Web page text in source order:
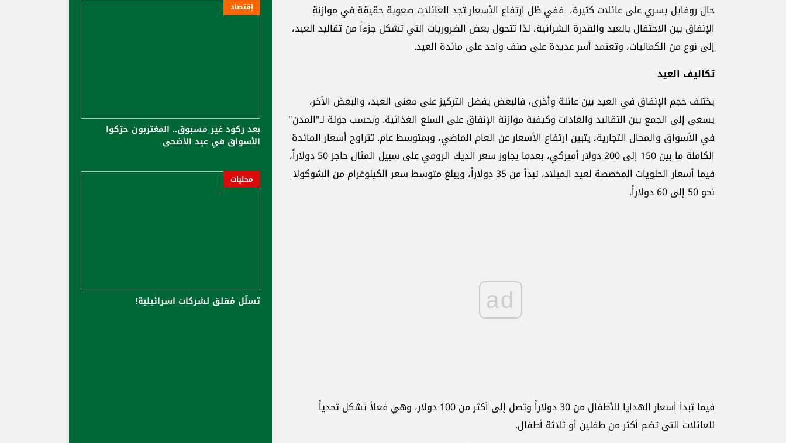
حال روفايل يسري على عائلات كثيرة، ففي ظل ارتفاع الأسعار تجد العائلات صعوبة حقيقة في موازنة
الإنفاق بين الاحتفال بالعيد والقدرة الشرائية، لذا تتحول بعض الضروريات التي تشكل جزءاً من تقاليد العيد،
إلى نوع من الكماليات، وتعتمد أسر عديدة على صنف واحد على مائدة العيد.
تكاليف العيد
يختلف حجم الإنفاق في العيد بين عائلة وأخرى، فالبعض يفضل التركيز على معنى العيد، والبعض الأخر،
يسعى إلى الجمع بين التقاليد والعادات وكيفية موازنة الإنفاق على السلع الغذائية. وبحسب جولة لـ"المدن"
في الأسواق والمحال التجارية، يتبين ارتفاع الأسعار عن العام الماضي، وبمتوسط عام. تتراوح أسعار المائدة
الكاملة ما بين 150 إلى 200 دولار أميركي، بعدما يجاوز سعر الديك الرومي على سبيل المثال حاجز 50 دولاراً،
فيما أسعار الحلويات المخصصة لعيد الميلاد، تبدأ من 35 دولاراً، ويبلغ متوسط سعر الكيلوغرام من الشوكولا
نحو 50 إلى 60 دولاراً.
ad
فيما تبدأ أسعار الهدايا للأطفال من 30 دولاراً وتصل إلى أكثر من 100 دولار، وهي فعلاً تشكل تحدياً
للعائلات التي تضم أكثر من طفلين أو ثلاثة أطفال.
إقتصاد
بعد ركود غير مسبوق.. المغتربون حرّكوا
الأسواق في عيد الأضحى
محليات
تسلّل مُقلق لشركات اسرائيلية!